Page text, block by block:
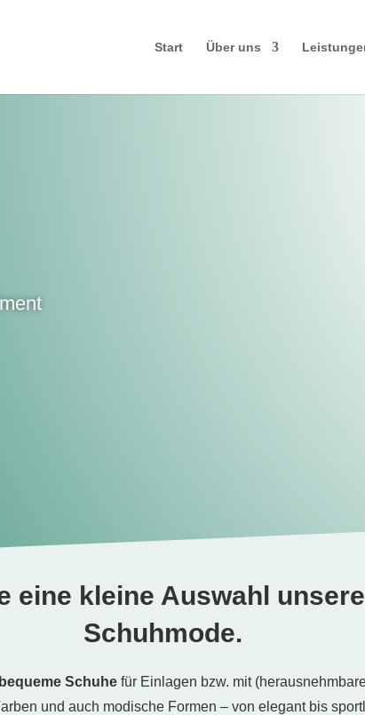
Start Über uns
eine kleine Auswahl
Schuhmode.
bequeme Schuhe für Einlagen bzw. mit
und auch modische Formen – von elegant bis